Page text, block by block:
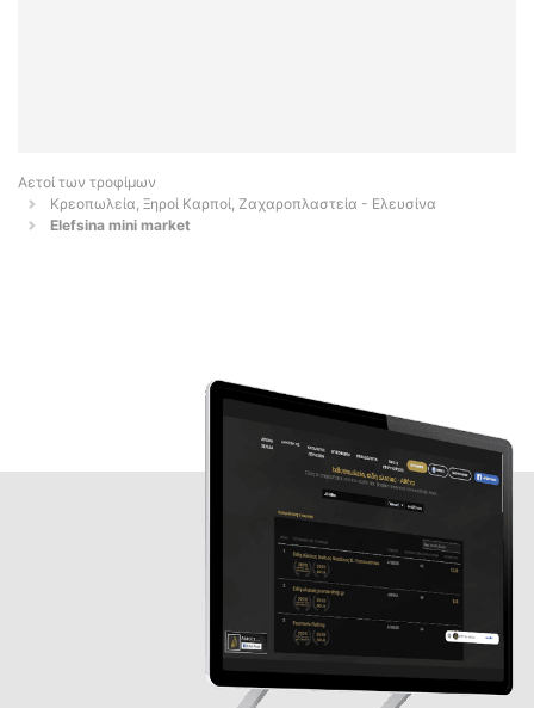
Αετοί των τροφίμων
Κρεοπωλεία, Ξηροί Καρποί, Ζαχαροπλαστεία - Ελευσίνα
Elefsina mini market